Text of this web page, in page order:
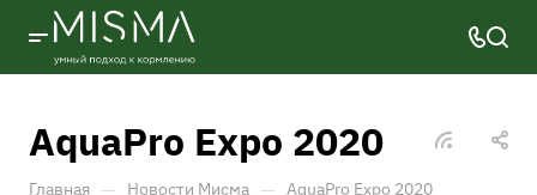
AquaPro Expo 2020
Главная — Новости Мисма — AquaPro Expo 2020